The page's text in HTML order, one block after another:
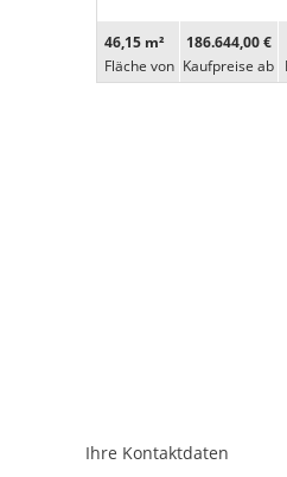
46,15 m²
Fläche von
186.644,00 €
Kaufpreise ab
ObjektPlatzhalter
URL
Ihre Kontaktdaten